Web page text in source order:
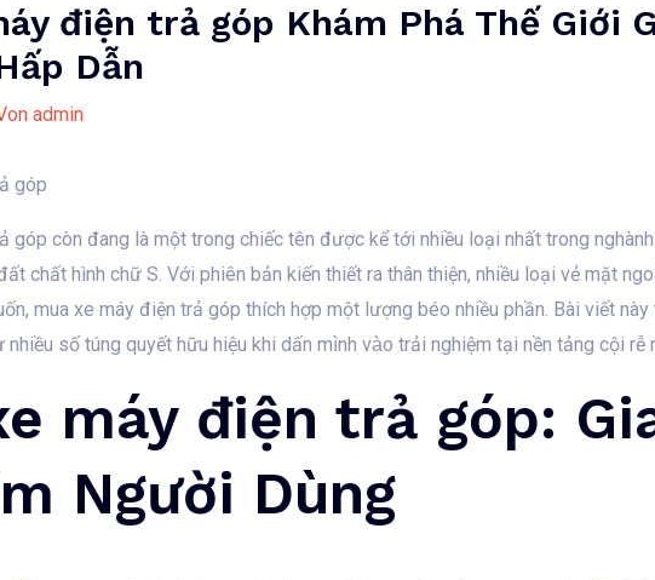
điện trả góp Khám Phá Thế Giới
Dẫn
admin
góp
góp còn đang là một trong chiếc tên được kể tới nhiều loại nhất trong
chất hình chữ S. Với phiên bản kiến thiết ra thân thiện, nhiều loại vẻ mặt
mua xe máy điện trả góp thích hợp một lượng béo nhiều phần. Bài viết
nhiều số túng quyết hữu hiệu khi dấn mình vào trải nghiệm tại nền tảng cội rễ
máy điện trả góp:
Người Dùng